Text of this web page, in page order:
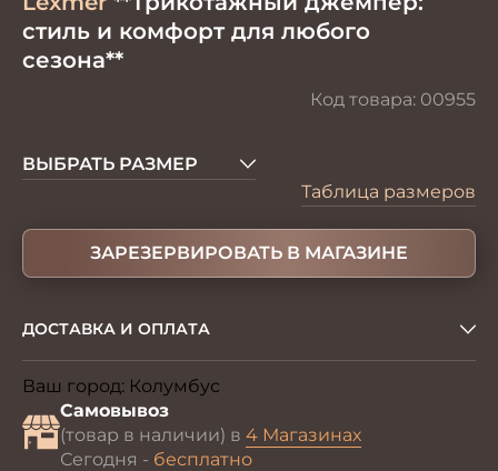
стиль и комфорт для любого
сезона**
Код товара: 00955
ВЫБРАТЬ РАЗМЕР
Таблица размеров
ЗАРЕЗЕРВИРОВАТЬ В МАГАЗИНЕ
ДОСТАВКА И ОПЛАТА
Ваш город: Колумбус
Самовывоз
(товар в наличии) в 4 Магазинах
Сегодня - бесплатно